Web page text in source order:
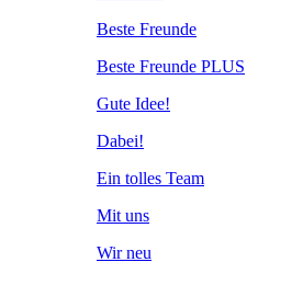
Beste Freunde
Beste Freunde PLUS
Gute Idee!
Dabei!
Ein tolles Team
Mit uns
Wir neu